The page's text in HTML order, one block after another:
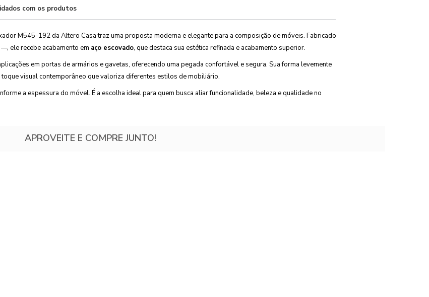
com os produtos
M545-192 da Altero Casa traz uma proposta moderna e elegante para a composição de móveis. Fabricado
ele recebe acabamento em aço escovado, que destaca sua estética refinada e acabamento superior.
em portas de armários e gavetas, oferecendo uma pegada confortável e segura. Sua forma levemente
visual contemporâneo que valoriza diferentes estilos de mobiliário.
a espessura do móvel. É a escolha ideal para quem busca aliar funcionalidade, beleza e qualidade no
APROVEITE E COMPRE JUNTO!